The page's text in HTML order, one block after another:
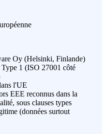
Oy (Helsinki, Finlande)
1 (ISO 27001 côté
l'UE
EEE reconnus dans la
sous clauses types
(données surtout